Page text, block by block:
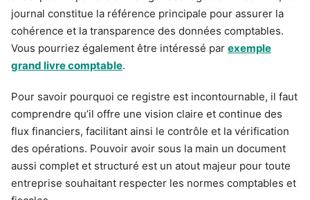
journal constitue la référence principale pour assurer la
cohérence et la transparence des données comptables.
Vous pourriez également être intéressé par exemple
grand livre comptable.
Pour savoir pourquoi ce registre est incontournable, il faut
comprendre qu’il offre une vision claire et continue des
flux financiers, facilitant ainsi le contrôle et la vérification
des opérations. Pouvoir avoir sous la main un document
aussi complet et structuré est un atout majeur pour toute
entreprise souhaitant respecter les normes comptables et